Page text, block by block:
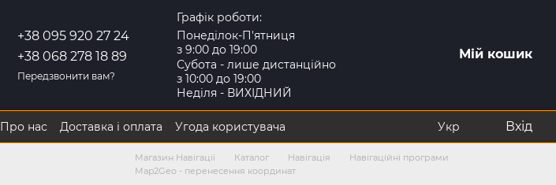
+38 095 920 27 24
+38 068 278 18 89
Передзвонити вам?
Графік роботи:
Понеділок-П'ятниця
з 9:00 до 19:00
Субота - лише дистанційно
з 10:00 до 19:00
Неділя - ВИХІДНИЙ
Мій кошик
Про нас Доставка і оплата
Угода користувача
Укр Вхід
Магазин Навігації Каталог Навігація
Навігаційні програми
Map2Geo - перенесення координат